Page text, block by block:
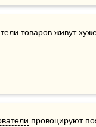
товаров живут
провоцируют